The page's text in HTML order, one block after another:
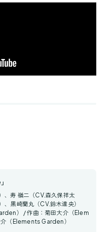
、寿 嶺二（CV.森久保祥太
黒崎蘭丸（CV.鈴木達央）
） / 作曲：菊田大介（Elem
（Elements Garden）